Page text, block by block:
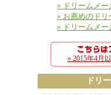
» ドリームメー
» お薦めのドリ
» ドリームメー
» 2015年4月
ドリ